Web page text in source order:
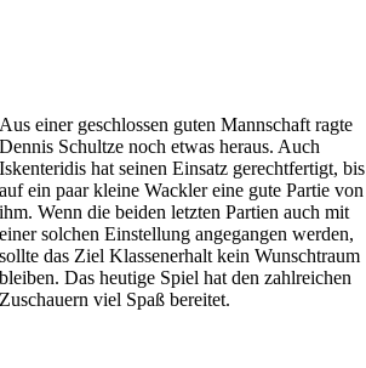
Aus einer geschlossen guten Mannschaft ragte
Dennis Schultze noch etwas heraus. Auch
Iskenteridis hat seinen Einsatz gerechtfertigt, bis
auf ein paar kleine Wackler eine gute Partie von
ihm. Wenn die beiden letzten Partien auch mit
einer solchen Einstellung angegangen werden,
sollte das Ziel Klassenerhalt kein Wunschtraum
bleiben. Das heutige Spiel hat den zahlreichen
Zuschauern viel Spaß bereitet.